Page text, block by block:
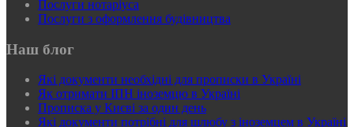
Послуги нотаріуса
Послуги з оформлення будівництва
Наш блог
Які документи необхідні для прописки в Україні
Як отримати ІПН іноземцю в Україні
Прописка у Києві за один день
Які документи потрібні для шлюбу з іноземцем в Україні